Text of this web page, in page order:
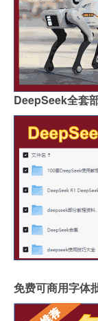
DeepSeek全套
免费可商用字体